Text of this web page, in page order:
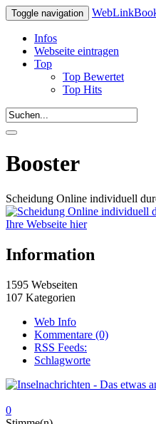
Toggle navigation
Infos
Webseite eintragen
Top
Top Bewertet
Top Hits
Booster
Scheidung Online individuell
Ihre Webseite hier
Information
1595 Webseiten
107 Kategorien
Web Info
Kommentare (0)
RSS Feeds:
Schlagworte
0